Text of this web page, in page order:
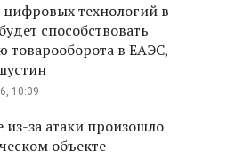
технологий в
способствовать
товарооборота в ЕАЭС,
10:09
из-за атаки произошло
объекте